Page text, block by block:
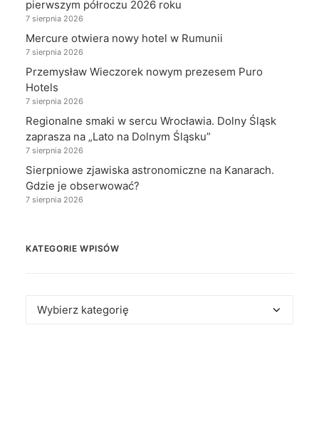
pierwszym półroczu 2026 roku
7 sierpnia 2026
Mercure otwiera nowy hotel w Rumunii
7 sierpnia 2026
Przemysław Wieczorek nowym prezesem Puro
Hotels
7 sierpnia 2026
Regionalne smaki w sercu Wrocławia. Dolny Śląsk
zaprasza na „Lato na Dolnym Śląsku”
7 sierpnia 2026
Sierpniowe zjawiska astronomiczne na Kanarach.
Gdzie je obserwować?
7 sierpnia 2026
KATEGORIE WPISÓW
Kategorie